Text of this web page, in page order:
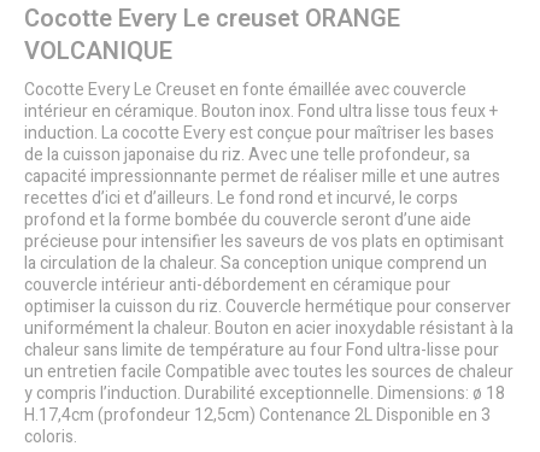
Cocotte Every Le creuset ORANGE
VOLCANIQUE
Cocotte Every Le Creuset en fonte émaillée avec couvercle
intérieur en céramique. Bouton inox. Fond ultra lisse tous feux +
induction. La cocotte Every est conçue pour maîtriser les bases
de la cuisson japonaise du riz. Avec une telle profondeur, sa
capacité impressionnante permet de réaliser mille et une autres
recettes d’ici et d’ailleurs. Le fond rond et incurvé, le corps
profond et la forme bombée du couvercle seront d’une aide
précieuse pour intensifier les saveurs de vos plats en optimisant
la circulation de la chaleur. Sa conception unique comprend un
couvercle intérieur anti-débordement en céramique pour
optimiser la cuisson du riz. Couvercle hermétique pour conserver
uniformément la chaleur. Bouton en acier inoxydable résistant à la
chaleur sans limite de température au four Fond ultra-lisse pour
un entretien facile Compatible avec toutes les sources de chaleur
y compris l’induction. Durabilité exceptionnelle. Dimensions: ø 18
H.17,4cm (profondeur 12,5cm) Contenance 2L Disponible en 3
coloris.